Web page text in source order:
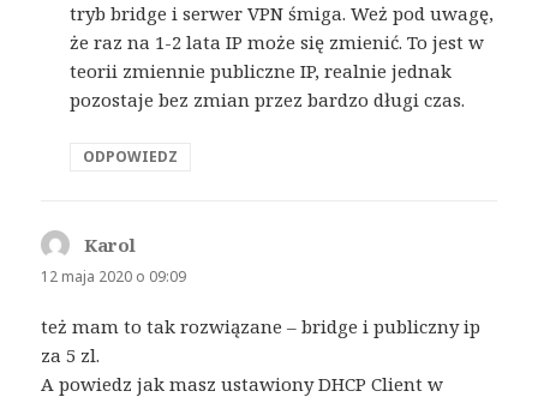
tryb bridge i serwer VPN śmiga. Weż pod uwagę,
że raz na 1-2 lata IP może się zmienić. To jest w
teorii zmiennie publiczne IP, realnie jednak
pozostaje bez zmian przez bardzo długi czas.
ODPOWIEDZ
Karol
12 maja 2020 o 09:09
też mam to tak rozwiązane – bridge i publiczny ip
za 5 zl.
A powiedz jak masz ustawiony DHCP Client w